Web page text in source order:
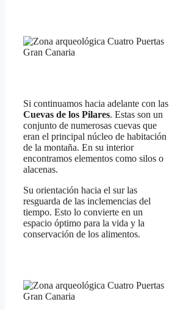
Si continuamos hacia adelante con las
Cuevas de los Pilares. Estas son un
conjunto de numerosas cuevas que
eran el principal núcleo de habitación
de la montaña. En su interior
encontramos elementos como silos o
alacenas.
Su orientación hacia el sur las
resguarda de las inclemencias del
tiempo. Esto lo convierte en un
espacio óptimo para la vida y la
conservación de los alimentos.